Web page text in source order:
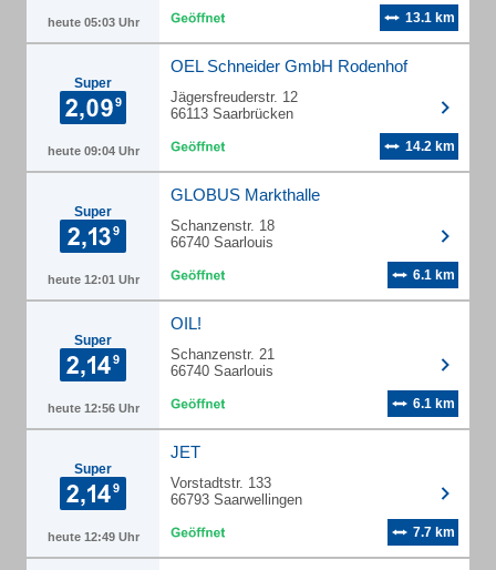
heute 05:03 Uhr 13.1 km
Super
heute 09:04 Uhr
OEL Schneider GmbH Rodenhof
Jägersfreuderstr. 12
66113 Saarbrücken
14.2 km
Super
heute 12:01 Uhr
GLOBUS Markthalle
Schanzenstr. 18
66740 Saarlouis
6.1 km
Super
heute 12:56 Uhr
OIL!
Schanzenstr. 21
66740 Saarlouis
6.1 km
Super
heute 12:49 Uhr
JET
Vorstadtstr. 133
66793 Saarwellingen
7.7 km